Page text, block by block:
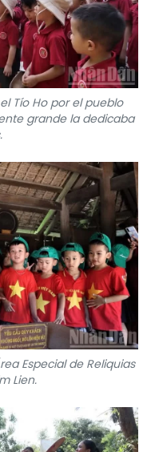
Tío Ho por el pueblo
grande la dedicaba
Especial de Reliquias
Lien.